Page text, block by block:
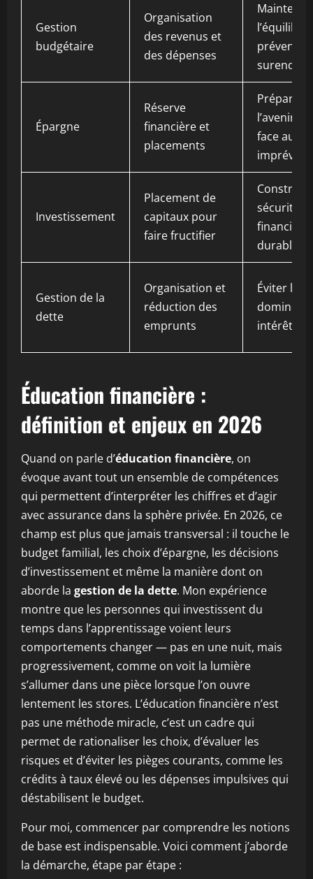
Gestion
budgétaire
Organisation
des revenus et
des dépenses
Maintenir
l’équilibre
prévenir le
Épargne
Réserve
financière et
placements
Préparer
l’avenir et
face aux
imprévus
Investissement
Placement de
capitaux pour
faire fructifier
sécurité
financière
durable
Gestion de la
dette
Organisation et
réduction des
emprunts
Éviter
domino
intérêts
Éducation financière :
définition et enjeux en 2026
Quand on parle d’éducation financière, on
évoque avant tout un ensemble de compétences
qui permettent d’interpréter les chiffres et d’agir
avec assurance dans la sphère privée. En 2026, ce
champ est plus que jamais transversal : il touche le
budget familial, les choix d’épargne, les décisions
d’investissement et même la manière dont on
aborde la gestion de la dette. Mon expérience
montre que les personnes qui investissent du
temps dans l’apprentissage voient leurs
comportements changer — pas en une nuit, mais
progressivement, comme on voit la lumière
s’allumer dans une pièce lorsque l’on ouvre
lentement les stores. L’éducation financière n’est
pas une méthode miracle, c’est un cadre qui
permet de rationaliser les choix, d’évaluer les
risques et d’éviter les pièges courants, comme les
crédits à taux élevé ou les dépenses impulsives qui
déstabilisent le budget.
Pour moi, commencer par comprendre les notions
de base est indispensable. Voici comment j’aborde
la démarche, étape par étape :